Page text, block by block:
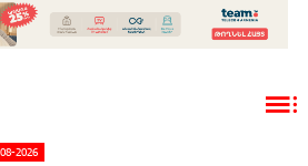
2026